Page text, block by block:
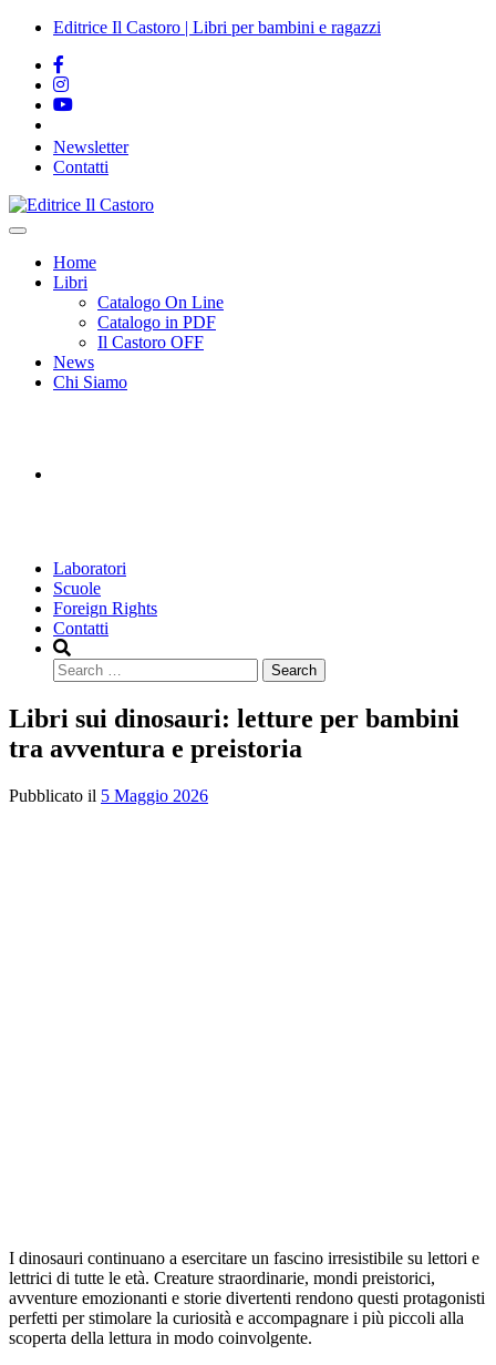
contenutoEditrice Il Castoro | Libri per bambini e ragazzi
Newsletter
Contatti
Vai
al
Home
Libri
Catalogo On Line
Catalogo in PDF
Il Castoro OFF
News
Chi Siamo
Laboratori
Scuole
Foreign Rights
Contatti
Search
Libri sui dinosauri: letture per bambini
tra avventura e preistoria
Pubblicato il 5 Maggio 2026
I dinosauri continuano a esercitare un fascino irresistibile su lettori e
lettrici di tutte le età. Creature straordinarie, mondi preistorici,
avventure emozionanti e storie divertenti rendono questi protagonisti
perfetti per stimolare la curiosità e accompagnare i più piccoli alla
scoperta della lettura in modo coinvolgente.